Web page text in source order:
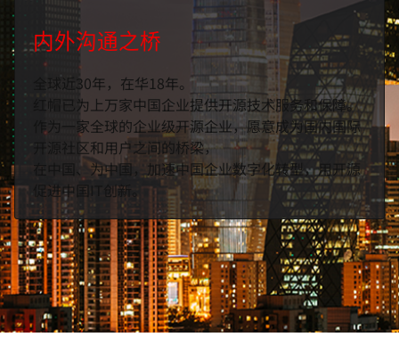
内外沟通之桥
全球近30年，在华18年。
红帽已为上万家中国企业提供开源技术服务和保障。
作为一家全球的企业级开源企业，愿意成为国内国际
开源社区和用户之间的桥梁，
在中国、为中国，加速中国企业数字化转型，用开源
促进中国IT创新。